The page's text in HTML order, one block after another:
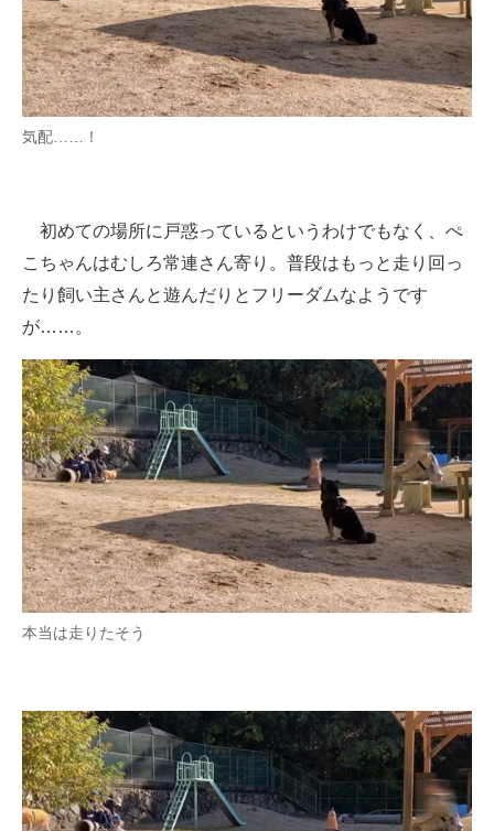
気配……！
初めての場所に戸惑っているというわけでもなく、ぺ
こちゃんはむしろ常連さん寄り。普段はもっと走り回っ
たり飼い主さんと遊んだりとフリーダムなようです
が……。
本当は走りたそう